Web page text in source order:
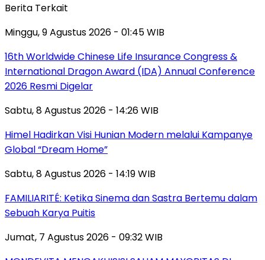
Berita Terkait
Minggu, 9 Agustus 2026 - 01:45 WIB
16th Worldwide Chinese Life Insurance Congress &
International Dragon Award (IDA) Annual Conference
2026 Resmi Digelar
Sabtu, 8 Agustus 2026 - 14:26 WIB
Himel Hadirkan Visi Hunian Modern melalui Kampanye
Global “Dream Home”
Sabtu, 8 Agustus 2026 - 14:19 WIB
FAMILIARITÉ: Ketika Sinema dan Sastra Bertemu dalam
Sebuah Karya Puitis
Jumat, 7 Agustus 2026 - 09:32 WIB